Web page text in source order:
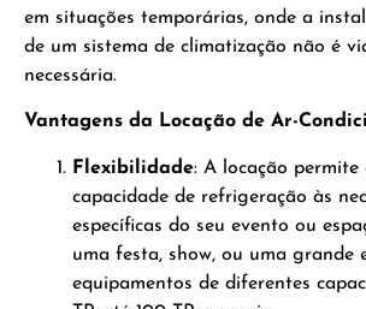
em situações temporárias, onde a
de um sistema de climatização não é
necessária.
Vantagens da Locação de Ar-
Flexibilidade: A locação permite
capacidade de refrigeração às
específicas do seu evento ou
uma festa, show, ou uma grande
equipamentos de diferentes